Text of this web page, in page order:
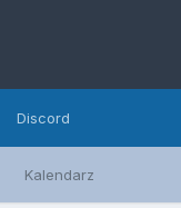
Kalendarz
Discord